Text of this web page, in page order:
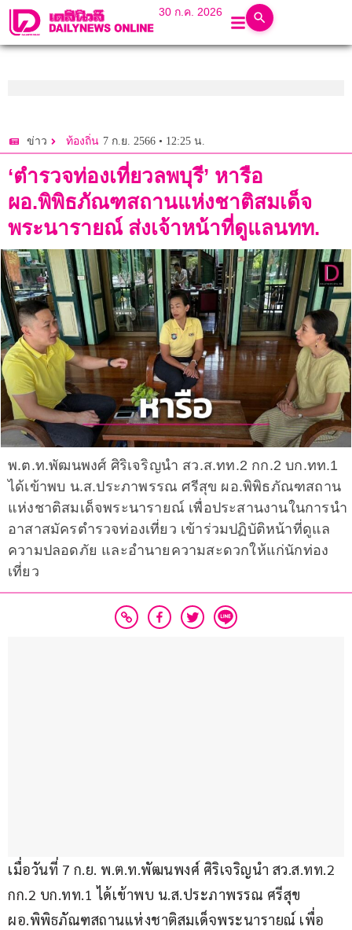
30 ก.ค. 2026
ข่าว ท้องถิ่น 7 ก.ย. 2566 • 12:25 น.
‘ตำรวจท่องเที่ยวลพบุรี’ หารือ
ผอ.พิพิธภัณฑสถานแห่งชาติสมเด็จ
พระนารายณ์ ส่งเจ้าหน้าที่ดูแลนทท.
พ.ต.ท.พัฒนพงศ์ ศิริเจริญนำ สว.ส.ทท.2 กก.2 บก.ทท.1
ได้เข้าพบ น.ส.ประภาพรรณ ศรีสุข ผอ.พิพิธภัณฑสถาน
แห่งชาติสมเด็จพระนารายณ์ เพื่อประสานงานในการนำ
อาสาสมัครตำรวจท่องเที่ยว เข้าร่วมปฏิบัติหน้าที่ดูแล
ความปลอดภัย และอำนายความสะดวกให้แก่นักท่อง
เที่ยว
เมื่อวันที่ 7 ก.ย. พ.ต.ท.พัฒนพงศ์ ศิริเจริญนำ สว.ส.ทท.2
กก.2 บก.ทท.1 ได้เข้าพบ น.ส.ประภาพรรณ ศรีสุข
ผอ.พิพิธภัณฑสถานแห่งชาติสมเด็จพระนารายณ์ เพื่อ